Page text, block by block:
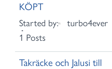
KÖPT
Started by:
turbo4ever
1 Posts
Takräcke och Jalusi till